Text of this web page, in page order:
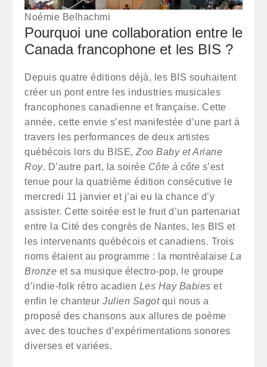
Noémie Belhachmi
Pourquoi une collaboration entre le
Canada francophone et les BIS ?
Depuis quatre éditions déjà, les BIS souhaitent
créer un pont entre les industries musicales
francophones canadienne et française. Cette
année, cette envie s’est manifestée d’une part à
travers les performances de deux artistes
québécois lors du BISE, Zoo Baby et Ariane
Roy. D’autre part, la soirée Côte à côte s’est
tenue pour la quatrième édition consécutive le
mercredi 11 janvier et j’ai eu la chance d’y
assister. Cette soirée est le fruit d’un partenariat
entre la Cité des congrès de Nantes, les BIS et
les intervenants québécois et canadiens. Trois
noms étaient au programme : la montréalaise La
Bronze et sa musique électro-pop, le groupe
d’indie-folk rétro acadien Les Hay Babies et
enfin le chanteur Julien Sagotqui nous a
proposé des chansons aux allures de poème
avec des touches d’expérimentations sonores
diverses et variées.